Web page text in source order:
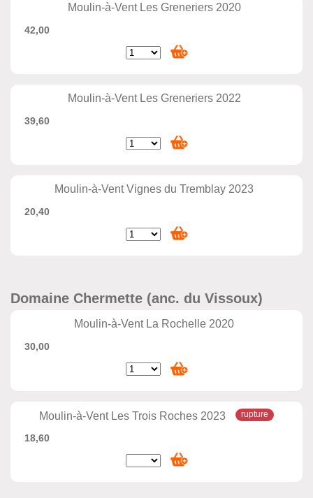
Moulin-à-Vent Les Greneriers 2020
42,00
Moulin-à-Vent Les Greneriers 2022
39,60
Moulin-à-Vent Vignes du Tremblay 2023
20,40
Domaine Chermette (anc. du Vissoux)
Moulin-à-Vent La Rochelle 2020
30,00
Moulin-à-Vent Les Trois Roches 2023
18,60